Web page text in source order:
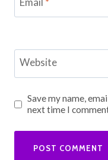
Website
Save my name,
next time I